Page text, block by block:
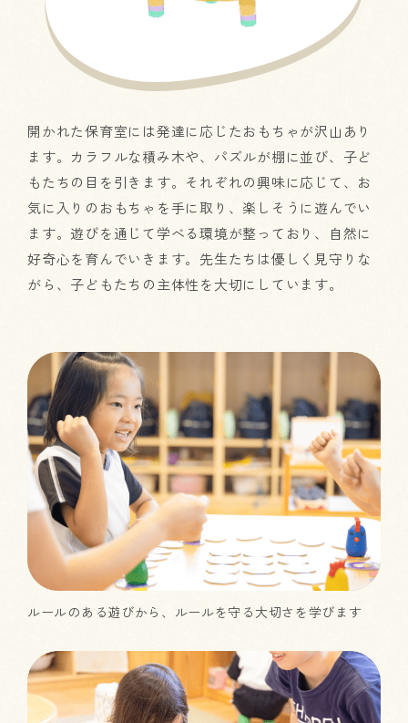
開かれた保育室には発達に応じたおもちゃが沢山あり
ます。カラフルな積み木や、パズルが棚に並び、子ど
もたちの目を引きます。それぞれの興味に応じて、お
気に入りのおもちゃを手に取り、楽しそうに遊んでい
ます。遊びを通じて学べる環境が整っており、自然に
好奇心を育んでいきます。先生たちは優しく見守りな
がら、子どもたちの主体性を大切にしています。
ルールのある遊びから、ルールを守る大切さを学びます